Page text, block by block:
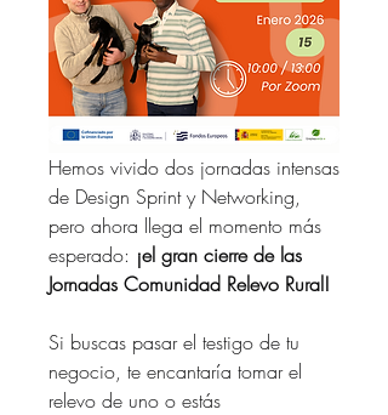
Hemos vivido dos jornadas intensas
de Design Sprint y Networking,
pero ahora llega el momento más
esperado: ¡el gran cierre de las
Jornadas Comunidad Relevo Rural!
Si buscas pasar el testigo de tu
negocio, te encantaría tomar el
relevo de uno o estás